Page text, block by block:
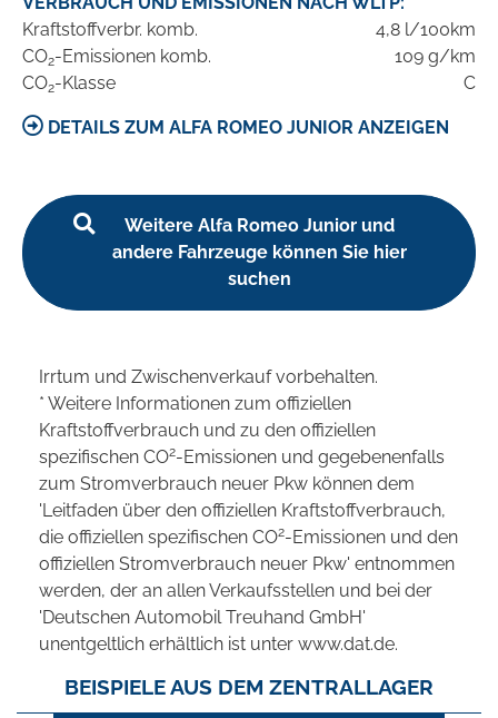
Kraftstoffverbr. komb.
4,8 l/100km
CO2-Emissionen komb.
109 g/km
CO2-Klasse C
DETAILS ZUM ALFA ROMEO JUNIOR ANZEIGEN
Weitere Alfa Romeo Junior und
andere Fahrzeuge können Sie hier
suchen
Irrtum und Zwischenverkauf vorbehalten.
* Weitere Informationen zum offiziellen
Kraftstoffverbrauch und zu den offiziellen
spezifischen CO2-Emissionen und gegebenenfalls
zum Stromverbrauch neuer Pkw können dem
'Leitfaden über den offiziellen Kraftstoffverbrauch,
die offiziellen spezifischen CO2-Emissionen und den
offiziellen Stromverbrauch neuer Pkw' entnommen
werden, der an allen Verkaufsstellen und bei der
'Deutschen Automobil Treuhand GmbH'
unentgeltlich erhältlich ist unter www.dat.de.
BEISPIELE AUS DEM ZENTRALLAGER